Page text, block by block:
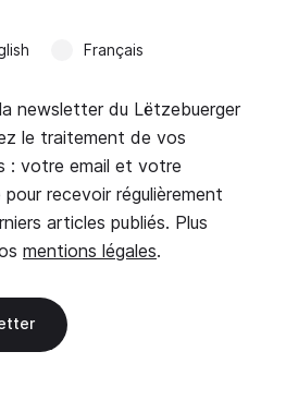
Français
newsletter du Lëtzebuerger
le traitement de vos
: votre email et votre
recevoir régulièrement
articles publiés. Plus
mentions légales.